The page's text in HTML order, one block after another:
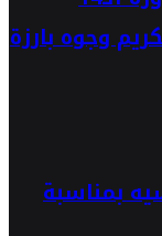
وجوه بارزة
بمناسبة